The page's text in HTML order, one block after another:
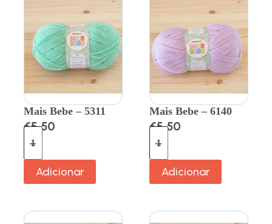
Mais Bebe – 5311
€5.50
Adicionar
Mais Bebe – 6140
€5.50
Adicionar